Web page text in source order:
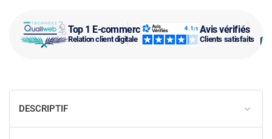
Top 1 E-commerce
Relation client digitale
Avis vérifiés
Clients satisfaits
DESCRIPTIF